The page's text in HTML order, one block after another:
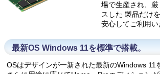
場で生産され、
スした 製品だけ
安心してご利用い
最新OS Windows 11を標準で搭載。
OSはデザインが一新された最新のWindows 11